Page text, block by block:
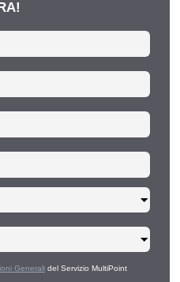
Generalidel Servizio MultiPoint